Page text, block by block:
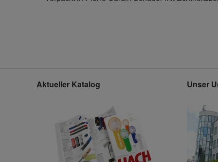
Aktueller Katalog Unser